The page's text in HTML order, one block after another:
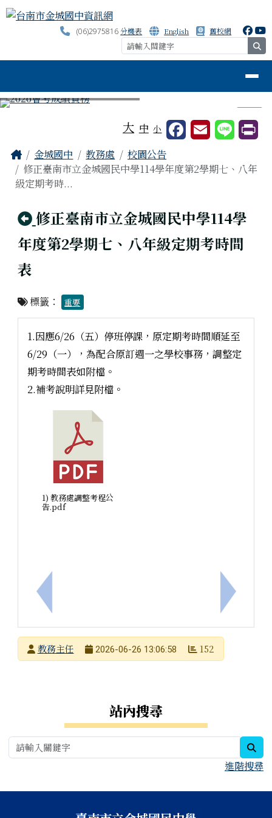
跳至主內容區
台南市金城國中資訊網
(06)2975816分機表 English 舊校網
⏸
大 中 小
主內容區域
Home
金城國中 教務處
校園公告
修正臺南市立金城國民中學114學年度第2學期七、八年
級定期考時...
回上頁
修正臺南市立金城國民中學114學
年度第2學期七、八年級定期考時間
表
標籤： 重要
上一筆：本市白河區仙草實小辦理「氣球設計與應
1.因應6/26（五）停班停課，原定期考時間順延至
6/29（一），為配合原訂週一之學校事務，調整定
期考時間表如附檔。
2.補考說明詳見附檔。
1) 教務處調整考程公
告.pdf
下一筆：
發布者教務主任
2026-06-26 13:06:58 152
站內搜尋
進階搜尋
頁尾區域